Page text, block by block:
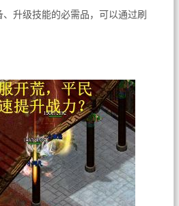
升级技能的必需品，可以通过刷